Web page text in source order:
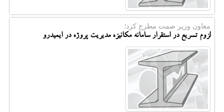
معاون وزیر صمت مطرح كرد؛
لزوم تسریع در استقرار سامانه مکانیزه مدیریت پروژه در ایمیدرو